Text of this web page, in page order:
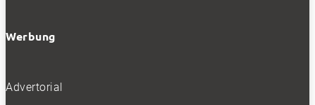
Werbung
Advertorial